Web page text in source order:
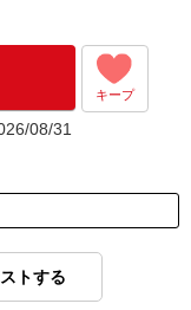
キープ
08/31
トする